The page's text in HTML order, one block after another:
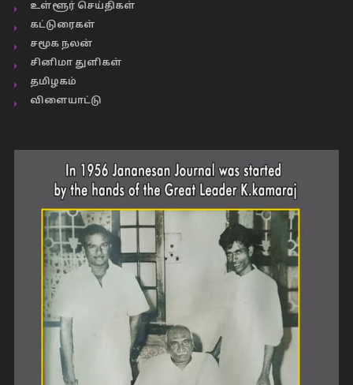
உள்ளூர் செய்திகள்
கட்டுரைகள்
சமூக நலன்
சினிமா துளிகள்
தமிழகம்
விளையாட்டு